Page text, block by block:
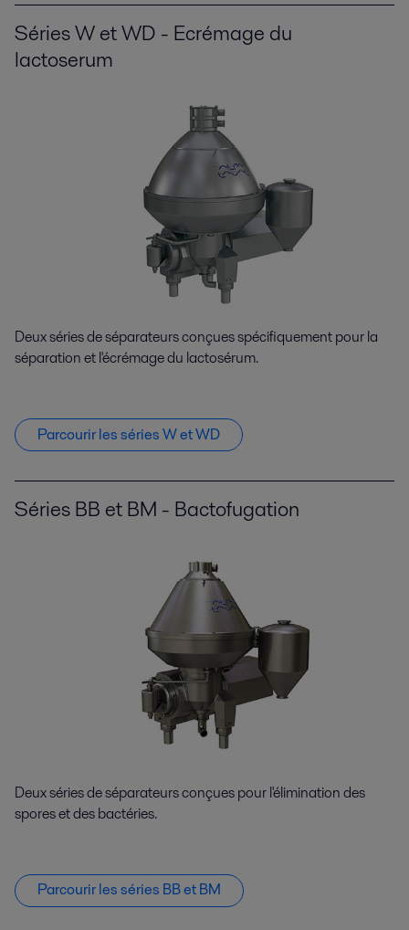
Séries W et WD - Ecrémage du
lactoserum
Deux séries de séparateurs conçues spécifiquement pour la
séparation et l'écrémage du lactosérum.
Parcourir les séries W et WD
Séries BB et BM - Bactofugation
Deux séries de séparateurs conçues pour l'élimination des
spores et des bactéries.
Parcourir les séries BB et BM